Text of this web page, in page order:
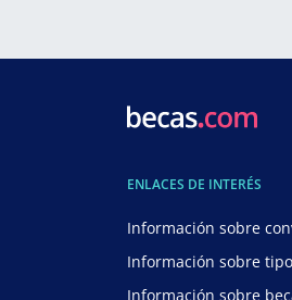
ENLACES DE INTERÉS
Información sobre
Información sobre
Información sobre